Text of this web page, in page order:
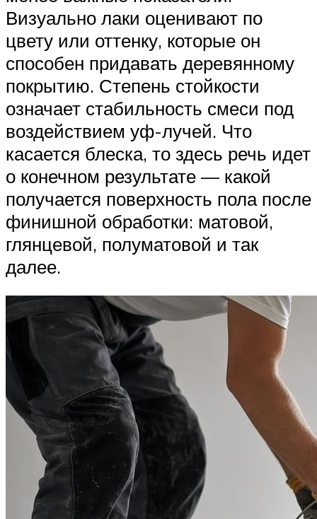
Визуально лаки оценивают по
цвету или оттенку, которые он
способен придавать деревянному
покрытию. Степень стойкости
означает стабильность смеси под
воздействием уф-лучей. Что
касается блеска, то здесь речь идет
о конечном результате — какой
получается поверхность пола после
финишной обработки: матовой,
глянцевой, полуматовой и так
далее.